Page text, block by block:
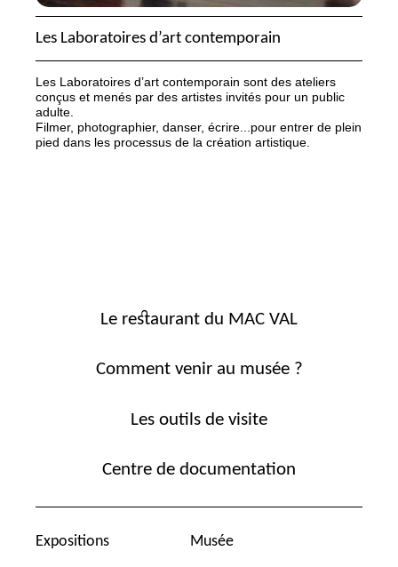
Les Laboratoires d’art contemporain
Les Laboratoires d’art contemporain sont des ateliers
conçus et menés par des artistes invités pour un public
adulte.
Filmer, photographier, danser, écrire...pour entrer de plein
pied dans les processus de la création artistique.
Le restaurant du MAC VAL
Comment venir au musée ?
Les outils de visite
Centre de documentation
Expositions Musée